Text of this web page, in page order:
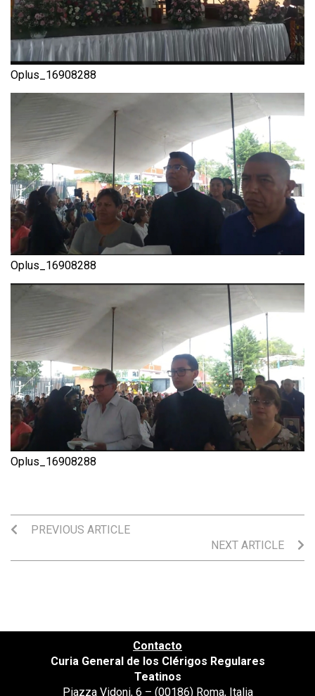
Oplus_16908288
Oplus_16908288
Oplus_16908288
PREVIOUS ARTICLE
NEXT ARTICLE
Contacto
Curia General de los Clérigos Regulares
Teatinos
Piazza Vidoni, 6 – (00186) Roma, Italia